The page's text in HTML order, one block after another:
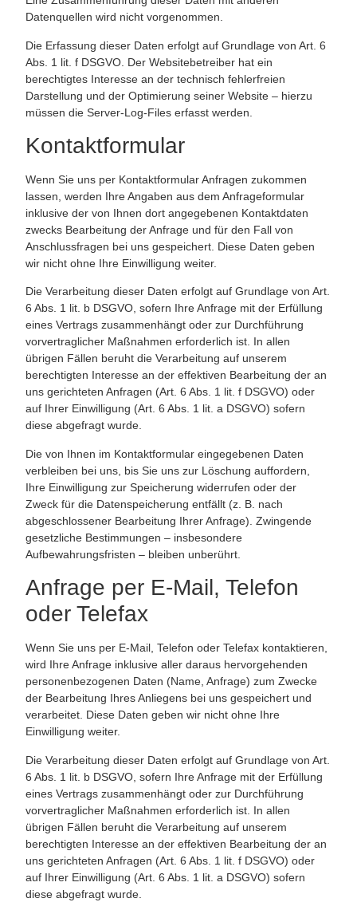
Datenquellen wird nicht vorgenommen.
Die Erfassung dieser Daten erfolgt auf Grundlage von Art. 6
Abs. 1 lit. f DSGVO. Der Websitebetreiber hat ein
berechtigtes Interesse an der technisch fehlerfreien
Darstellung und der Optimierung seiner Website – hierzu
müssen die Server-Log-Files erfasst werden.
Kontaktformular
Wenn Sie uns per Kontaktformular Anfragen zukommen
lassen, werden Ihre Angaben aus dem Anfrageformular
inklusive der von Ihnen dort angegebenen Kontaktdaten
zwecks Bearbeitung der Anfrage und für den Fall von
Anschlussfragen bei uns gespeichert. Diese Daten geben
wir nicht ohne Ihre Einwilligung weiter.
Die Verarbeitung dieser Daten erfolgt auf Grundlage von Art.
6 Abs. 1 lit. b DSGVO, sofern Ihre Anfrage mit der Erfüllung
eines Vertrags zusammenhängt oder zur Durchführung
vorvertraglicher Maßnahmen erforderlich ist. In allen
übrigen Fällen beruht die Verarbeitung auf unserem
berechtigten Interesse an der effektiven Bearbeitung der an
uns gerichteten Anfragen (Art. 6 Abs. 1 lit. f DSGVO) oder
auf Ihrer Einwilligung (Art. 6 Abs. 1 lit. a DSGVO) sofern
diese abgefragt wurde.
Die von Ihnen im Kontaktformular eingegebenen Daten
verbleiben bei uns, bis Sie uns zur Löschung auffordern,
Ihre Einwilligung zur Speicherung widerrufen oder der
Zweck für die Datenspeicherung entfällt (z. B. nach
abgeschlossener Bearbeitung Ihrer Anfrage). Zwingende
gesetzliche Bestimmungen – insbesondere
Aufbewahrungsfristen – bleiben unberührt.
Anfrage per E-Mail, Telefon
oder Telefax
Wenn Sie uns per E-Mail, Telefon oder Telefax kontaktieren,
wird Ihre Anfrage inklusive aller daraus hervorgehenden
personenbezogenen Daten (Name, Anfrage) zum Zwecke
der Bearbeitung Ihres Anliegens bei uns gespeichert und
verarbeitet. Diese Daten geben wir nicht ohne Ihre
Einwilligung weiter.
Die Verarbeitung dieser Daten erfolgt auf Grundlage von Art.
6 Abs. 1 lit. b DSGVO, sofern Ihre Anfrage mit der Erfüllung
eines Vertrags zusammenhängt oder zur Durchführung
vorvertraglicher Maßnahmen erforderlich ist. In allen
übrigen Fällen beruht die Verarbeitung auf unserem
berechtigten Interesse an der effektiven Bearbeitung der an
uns gerichteten Anfragen (Art. 6 Abs. 1 lit. f DSGVO) oder
auf Ihrer Einwilligung (Art. 6 Abs. 1 lit. a DSGVO) sofern
diese abgefragt wurde.